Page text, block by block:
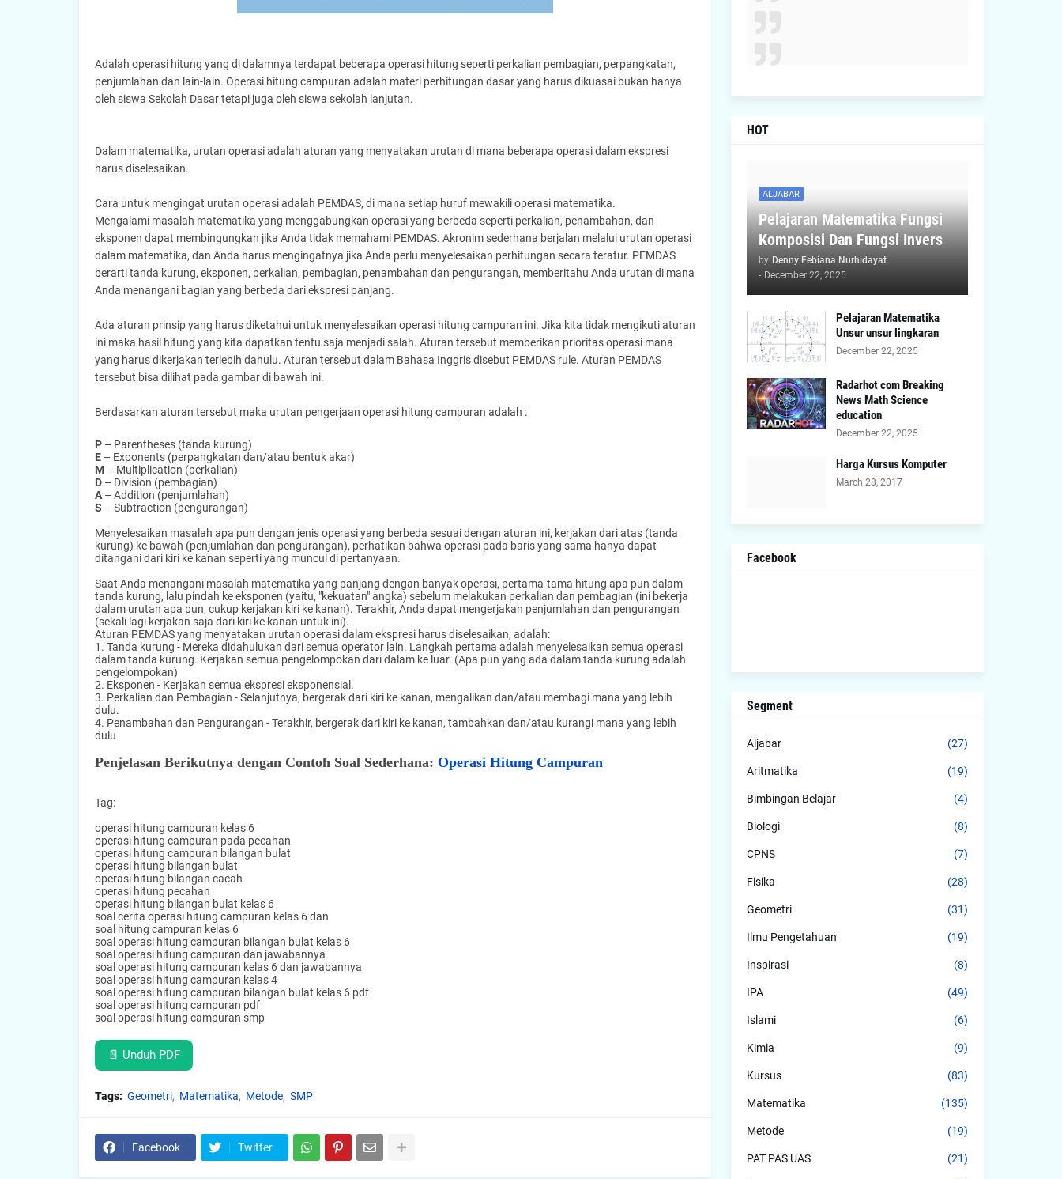
Adalah operasi hitung yang di dalamnya terdapat beberapa operasi hitung seperti perkalian pembagian, perpangkatan,
penjumlahan dan lain-lain. Operasi hitung campuran adalah materi perhitungan dasar yang harus dikuasai bukan hanya
oleh siswa Sekolah Dasar tetapi juga oleh siswa sekolah lanjutan.
Dalam matematika, urutan operasi adalah aturan yang menyatakan urutan di mana beberapa operasi dalam ekspresi
harus diselesaikan.
Cara untuk mengingat urutan operasi adalah PEMDAS, di mana setiap huruf mewakili operasi matematika.
Mengalami masalah matematika yang menggabungkan operasi yang berbeda seperti perkalian, penambahan, dan
eksponen dapat membingungkan jika Anda tidak memahami PEMDAS. Akronim sederhana berjalan melalui urutan operasi
dalam matematika, dan Anda harus mengingatnya jika Anda perlu menyelesaikan perhitungan secara teratur. PEMDAS
berarti tanda kurung, eksponen, perkalian, pembagian, penambahan dan pengurangan, memberitahu Anda urutan di mana
Anda menangani bagian yang berbeda dari ekspresi panjang.
Ada aturan prinsip yang harus diketahui untuk menyelesaikan operasi hitung campuran ini. Jika kita tidak mengikuti aturan
ini maka hasil hitung yang kita dapatkan tentu saja menjadi salah. Aturan tersebut memberikan prioritas operasi mana
yang harus dikerjakan terlebih dahulu. Aturan tersebut dalam Bahasa Inggris disebut PEMDAS rule. Aturan PEMDAS
tersebut bisa dilihat pada gambar di bawah ini.
Berdasarkan aturan tersebut maka urutan pengerjaan operasi hitung campuran adalah :
P– Parentheses (tanda kurung)
E– Exponents (perpangkatan dan/atau bentuk akar)
M– Multiplication (perkalian)
D– Division (pembagian)
A– Addition (penjumlahan)
S – Subtraction (pengurangan)
Menyelesaikan masalah apa pun dengan jenis operasi yang berbeda sesuai dengan aturan ini, kerjakan dari atas (tanda
kurung) ke bawah (penjumlahan dan pengurangan), perhatikan bahwa operasi pada baris yang sama hanya dapat
ditangani dari kiri ke kanan seperti yang muncul di pertanyaan.
Saat Anda menangani masalah matematika yang panjang dengan banyak operasi, pertama-tama hitung apa pun dalam
tanda kurung, lalu pindah ke eksponen (yaitu, "kekuatan" angka) sebelum melakukan perkalian dan pembagian (ini bekerja
dalam urutan apa pun, cukup kerjakan kiri ke kanan). Terakhir, Anda dapat mengerjakan penjumlahan dan pengurangan
(sekali lagi kerjakan saja dari kiri ke kanan untuk ini).
Aturan PEMDAS yang menyatakan urutan operasi dalam ekspresi harus diselesaikan, adalah:
1. Tanda kurung - Mereka didahulukan dari semua operator lain. Langkah pertama adalah menyelesaikan semua operasi
dalam tanda kurung. Kerjakan semua pengelompokan dari dalam ke luar. (Apa pun yang ada dalam tanda kurung adalah
pengelompokan)
2. Eksponen - Kerjakan semua ekspresi eksponensial.
3. Perkalian dan Pembagian - Selanjutnya, bergerak dari kiri ke kanan, mengalikan dan/atau membagi mana yang lebih
dulu.
4. Penambahan dan Pengurangan - Terakhir, bergerak dari kiri ke kanan, tambahkan dan/atau kurangi mana yang lebih
dulu
Penjelasan Berikutnya dengan Contoh Soal Sederhana: Operasi Hitung Campuran
Tag:
operasi hitung campuran kelas 6
operasi hitung campuran pada pecahan
operasi hitung campuran bilangan bulat
operasi hitung bilangan bulat
operasi hitung bilangan cacah
operasi hitung pecahan
operasi hitung bilangan bulat kelas 6
soal cerita operasi hitung campuran kelas 6 dan
soal hitung campuran kelas 6
soal operasi hitung campuran bilangan bulat kelas 6
soal operasi hitung campuran dan jawabannya
soal operasi hitung campuran kelas 6 dan jawabannya
soal operasi hitung campuran kelas 4
soal operasi hitung campuran bilangan bulat kelas 6 pdf
soal operasi hitung campuran pdf
soal operasi hitung campuran smp
📄 Unduh PDF
Tags: Geometri Matematika Metode SMP
Facebook Twitter
HOT
ALJABAR
Pelajaran Matematika Fungsi
Komposisi Dan Fungsi Invers
by Denny Febiana Nurhidayat
- December 22, 2025
Pelajaran Matematika
Unsur unsur lingkaran
December 22, 2025
Radarhot com Breaking
News Math Science
education
December 22, 2025
Harga Kursus Komputer
March 28, 2017
Facebook
Segment
Aljabar (27)
Aritmatika (19)
Bimbingan Belajar (4)
Biologi (8)
CPNS (7)
Fisika (28)
Geometri (31)
Ilmu Pengetahuan (19)
Inspirasi (8)
IPA (49)
Islami (6)
Kimia (9)
Kursus (83)
Matematika (135)
Metode (19)
PAT PAS UAS (21)